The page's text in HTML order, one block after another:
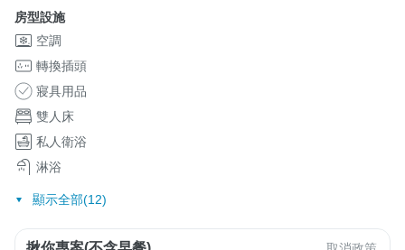
房型設施
空調
轉換插頭
寢具用品
雙人床
私人衛浴
淋浴
顯示全部(12)